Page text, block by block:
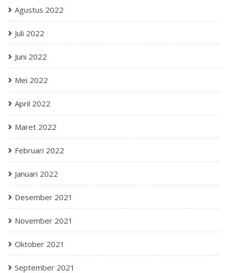
Agustus 2022
Juli 2022
Juni 2022
Mei 2022
April 2022
Maret 2022
Februari 2022
Januari 2022
Desember 2021
November 2021
Oktober 2021
September 2021